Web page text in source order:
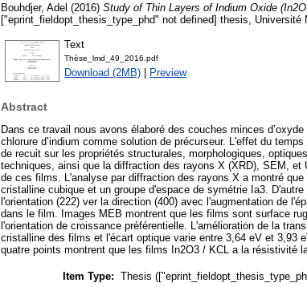
Bouhdjer, Adel (2016) Study of Thin Layers of Indium Oxide
["eprint_fieldopt_thesis_type_phd" not defined] thesis, Université
Text
Thèse_lmd_49_2016.pdf
Download (2MB) | Preview
Abstract
Dans ce travail nous avons élaboré des couches minces
chlorure d’indium comme solution de précurseur. L'effet du
de recuit sur les propriétés structurales, morphologiques,
techniques, ainsi que la diffraction des rayons X (XRD), SEM,
de ces films. L'analyse par diffraction des rayons X a montré
cristalline cubique et un groupe d'espace de symétrie Ia3.
l'orientation (222) ver la direction (400) avec l'augmentation de
dans le film. Images MEB montrent que les films sont surface
l'orientation de croissance préférentielle. L'amélioration de la
cristalline des films et l'écart optique varie entre 3,64 eV et 3,93
quatre points montrent que les films In2O3 / KCL a la résistivité
Item Type: Thesis